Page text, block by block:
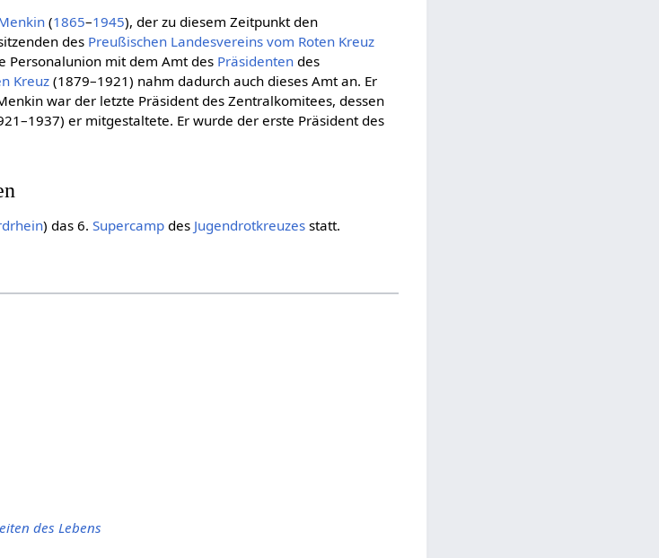
(1865–1945), der zu diesem Zeitpunkt den
des Preußischen Landesvereins vom Roten Kreuz
Personalunion mit dem Amt des Präsidenten des
Kreuz (1879–1921) nahm dadurch auch dieses Amt an. Er
war der letzte Präsident des Zentralkomitees, dessen
er mitgestaltete. Er wurde der erste Präsident des
) das 6.Supercamp des Jugendrotkreuzes statt.
des Lebens